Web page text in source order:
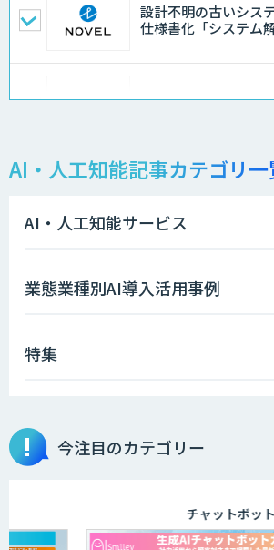
設計不明の古いシス
仕様書化「システム解
LLMOチェキ
ィング研修）
アリストルの法人向け
ELYZA Works with
AI・人工知能記事カテゴリ一
AI・人工知能サービス
業態業種別AI導入活用事例
特集
今注目のカテゴリー
チャットボット